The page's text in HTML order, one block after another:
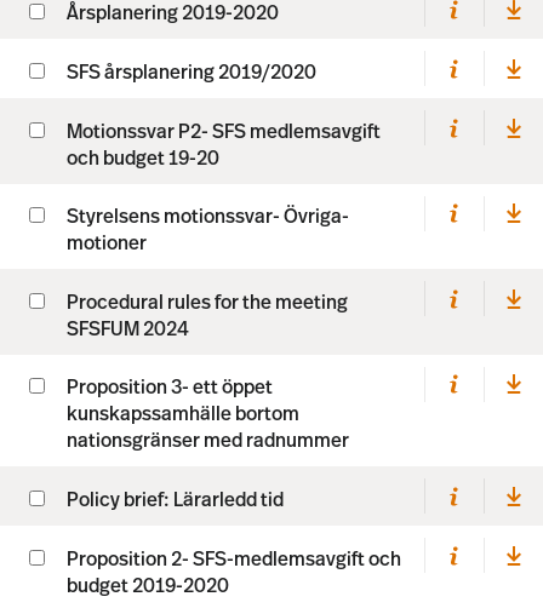
Årsplanering 2019-2020
SFS årsplanering 2019/2020
Motionssvar P2- SFS medlemsavgift
och budget 19-20
Styrelsens motionssvar- Övriga-
motioner
Procedural rules for the meeting
SFSFUM 2024
Proposition 3- ett öppet
kunskapssamhälle bortom
nationsgränser med radnummer
Policy brief: Lärarledd tid
Proposition 2- SFS-medlemsavgift och
budget 2019-2020